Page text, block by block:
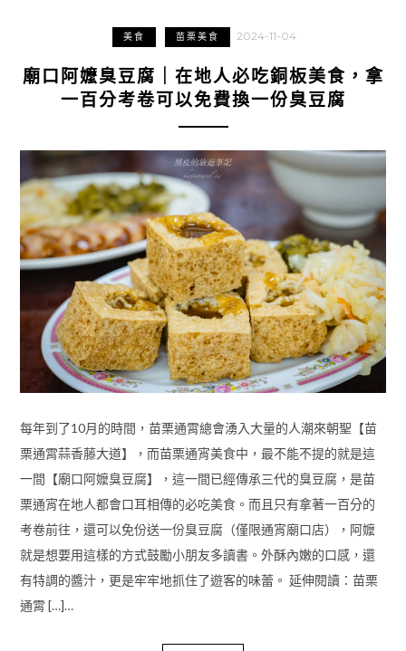
美食 苗栗美食 2024-11-04
廟口阿嬤臭豆腐｜在地人必吃銅板美食，拿
一百分考卷可以免費換一份臭豆腐
每年到了10月的時間，苗栗通霄總會湧入大量的人潮來朝聖【苗
栗通霄蒜香藤大道】，而苗栗通宵美食中，最不能不提的就是這
一間【廟口阿嬤臭豆腐】，這一間已經傳承三代的臭豆腐，是苗
栗通宵在地人都會口耳相傳的必吃美食。而且只有拿著一百分的
考卷前往，還可以免份送一份臭豆腐（僅限通宵廟口店），阿嬤
就是想要用這樣的方式鼓勵小朋友多讀書。外酥內嫩的口感，還
有特調的醬汁，更是牢牢地抓住了遊客的味蕾。 延伸閱讀：苗栗
通霄 […]…